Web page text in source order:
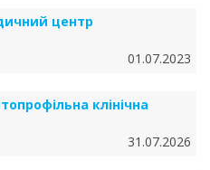
центр
01.07.2023
клінічна
31.07.2026